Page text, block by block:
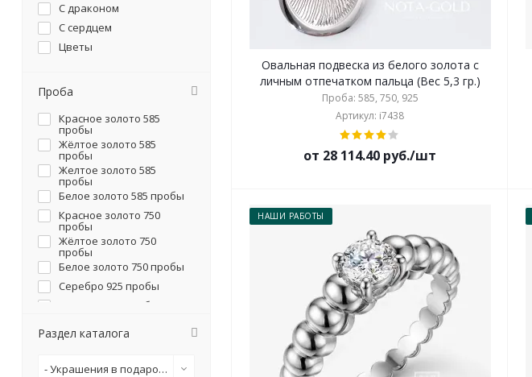
Овальная подвеска из белого золота с
личным отпечатком пальца (Вес 5,3 гр.)
Проба: 585, 750, 925
Артикул: i7438
от 28 114.40 руб./шт
НАШИ РАБОТЫ
С драконом
С сердцем
Цветы
Проба
Красное золото 585
пробы
Жёлтое золото 585
пробы
Желтое золото 585
пробы
Белое золото 585 пробы
Красное золото 750
пробы
Жёлтое золото 750
пробы
Белое золото 750 пробы
Серебро 925 пробы
Платина 950 пробы
Раздел каталога
- Украшения в подарок девушке